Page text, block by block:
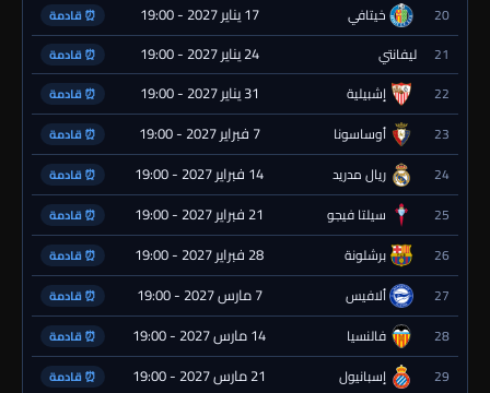
20 خيتافي 17 يناير 2027 - 19:00 ⏰ قادمة
21 ليفانتي 24 يناير 2027 - 19:00 ⏰ قادمة
22 إشبيلية 31 يناير 2027 - 19:00 ⏰ قادمة
23 أوساسونا 7 فبراير 2027 - 19:00 ⏰ قادمة
24 ريال مدريد 14 فبراير 2027 - 19:00 ⏰ قادمة
25 سيلتا فيجو 21 فبراير 2027 - 19:00 ⏰ قادمة
26 برشلونة 28 فبراير 2027 - 19:00 ⏰ قادمة
27 ألافيس 7 مارس 2027 - 19:00 ⏰ قادمة
28 فالنسيا 14 مارس 2027 - 19:00 ⏰ قادمة
29 إسبانيول 21 مارس 2027 - 19:00 ⏰ قادمة